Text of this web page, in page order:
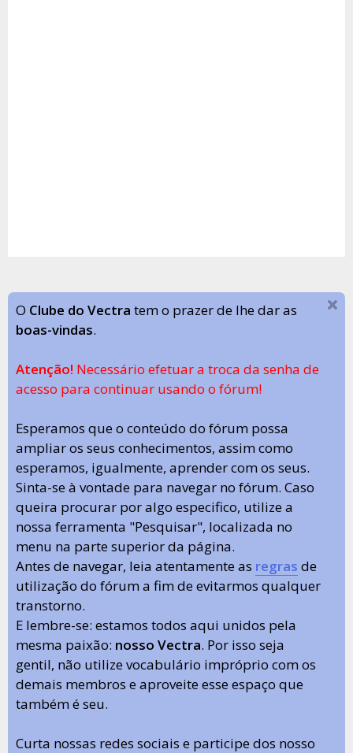
O Clube do Vectra tem o prazer de lhe dar as
boas-vindas.
Atenção! Necessário efetuar a troca da senha de
acesso para continuar usando o fórum!
Esperamos que o conteúdo do fórum possa
ampliar os seus conhecimentos, assim como
esperamos, igualmente, aprender com os seus.
Sinta-se à vontade para navegar no fórum. Caso
queira procurar por algo especifico, utilize a
nossa ferramenta "Pesquisar", localizada no
menu na parte superior da página.
Antes de navegar, leia atentamente as regras de
utilização do fórum a fim de evitarmos qualquer
transtorno.
E lembre-se: estamos todos aqui unidos pela
mesma paixão: nosso Vectra. Por isso seja
gentil, não utilize vocabulário impróprio com os
demais membros e aproveite esse espaço que
também é seu.
Curta nossas redes sociais e participe dos nosso